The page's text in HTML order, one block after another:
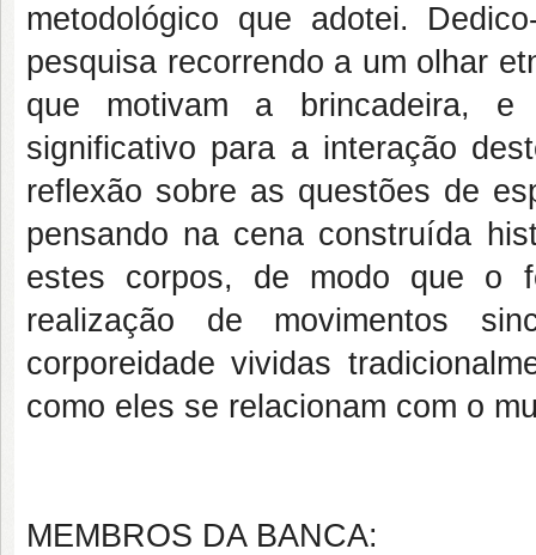
metodológico que adotei.
pesquisa recorrendo a um olhar
que motivam a brincadeira,
significativo para a interação
reflexão sobre as questões de
pensando na cena construída
estes corpos, de modo que o
realização de movimentos
corporeidade vividas
como eles se relacionam com o
MEMBROS DA BANCA: